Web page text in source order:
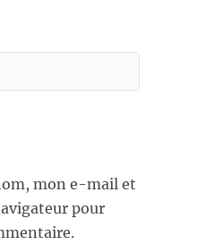
mon e-mail et
pour